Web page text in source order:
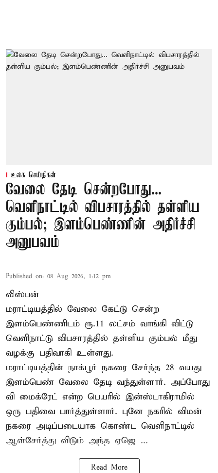
உலக செய்திகள்
வேலை தேடி சென்றபோது...
வெளிநாட்டில் விபசாரத்தில் தள்ளிய
கும்பல்; இளம்பெண்ணின் அதிர்ச்சி
அனுபவம்
Published on: 08 Aug 2026, 1:12 pm
லிஸ்பன்
மராட்டியத்தில் வேலை கேட்டு சென்ற
இளம்பெண்ணிடம் ரூ.11 லட்சம் வாங்கி விட்டு
வெளிநாட்டு விபசாரத்தில் தள்ளிய கும்பல் மீது
வழக்கு பதிவாகி உள்ளது.
மராட்டியத்தின் நாக்பூர் நகரை சேர்ந்த 28 வயது
இளம்பெண் வேலை தேடி வந்துள்ளார். அப்போது
வி மைக்ரேட் என்ற பெயரில் இன்ஸ்டாகிராமில்
ஒரு பதிவை பார்த்துள்ளார். புனே நகரில் விமன்
நகரை அடிப்படையாக கொண்ட வெளிநாட்டில்
ஆள்சேர்த்து விடும் அந்த ஏஜெ ...
Read More